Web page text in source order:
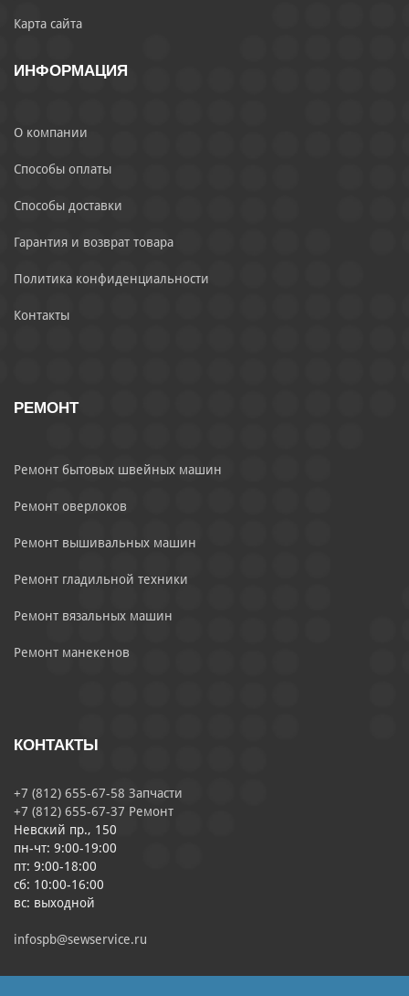
Карта сайта
ИНФОРМАЦИЯ
О компании
Способы оплаты
Способы доставки
Гарантия и возврат товара
Политика конфиденциальности
Контакты
РЕМОНТ
Ремонт бытовых швейных машин
Ремонт оверлоков
Ремонт вышивальных машин
Ремонт гладильной техники
Ремонт вязальных машин
Ремонт манекенов
КОНТАКТЫ
+7 (812) 655-67-58 Запчасти
+7 (812) 655-67-37 Ремонт
Невский пр., 150
пн-чт: 9:00-19:00
пт: 9:00-18:00
сб: 10:00-16:00
вс: выходной
infospb@sewservice.ru